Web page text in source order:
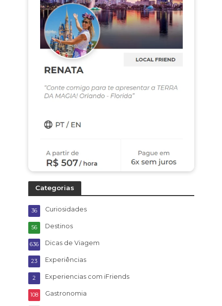
Categorias
Curiosidades
36
Destinos
56
Dicas de Viagem
636
Experiências
23
Experiencias com iFriends
2
Gastronomia
108